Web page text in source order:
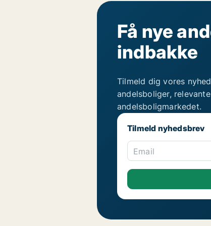
Få nye
indbakke
Tilmeld dig vores
andelsboliger,
andelsboligmarkedet.
Tilmeld nyhedsbrev
Email